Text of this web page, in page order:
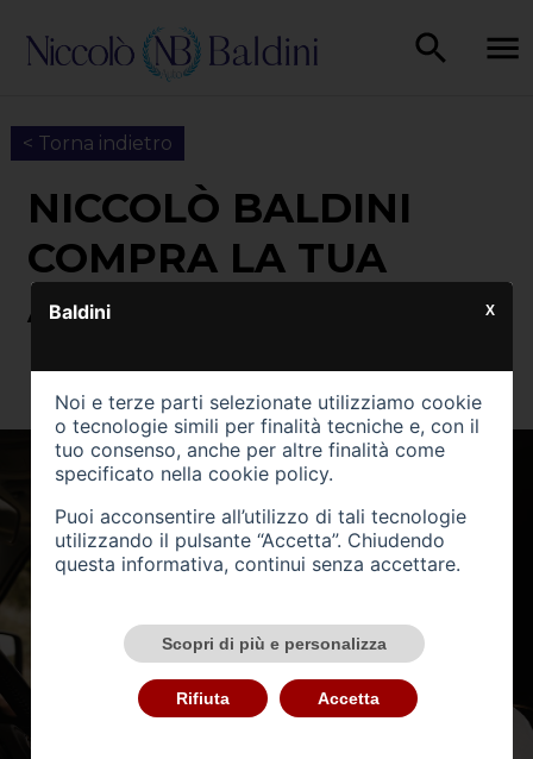
< Torna indietro
NICCOLÒ BALDINI
COMPRA LA TUA
AUTO
Baldini
Noi e terze parti selezionate utilizziamo cookie
o tecnologie simili per finalità tecniche e, con il
tuo consenso, anche per altre finalità come
specificato nella cookie policy.
Puoi acconsentire all’utilizzo di tali tecnologie
utilizzando il pulsante “Accetta”. Chiudendo
questa informativa, continui senza accettare.
Scopri di più e personalizza
Rifiuta Accetta
X